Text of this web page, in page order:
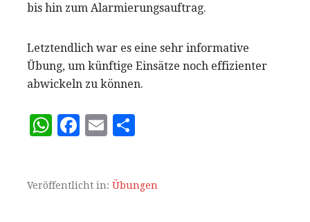
bis hin zum Alarmierungsauftrag.
Letztendlich war es eine sehr informative
Übung, um künftige Einsätze noch effizienter
abwickeln zu können.
W
s
F
e
E
l
n
Veröffentlicht in: Übungen